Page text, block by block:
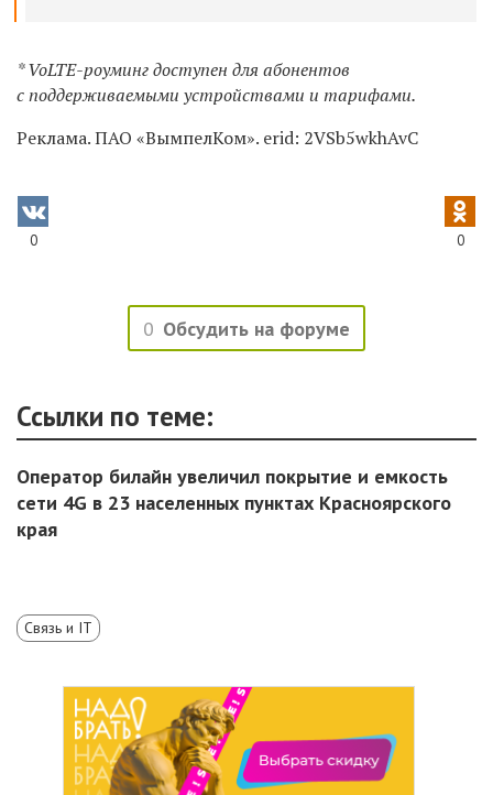
* VoLTE-роуминг доступен для абонентов
с поддерживаемыми устройствами и тарифами.
Реклама. ПАО «ВымпелКом». erid: 2VSb5wkhAvC
0 0
0 Обсудить на форуме
Ссылки по теме:
Оператор билайн увеличил покрытие и емкость
сети 4G в 23 населенных пунктах Красноярского
края
Связь и IT